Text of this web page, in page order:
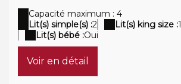
Capacité maximum : 4
Lit(s) simple(s) :2 Lit(s) king size :1
Lit(s) bébé :Oui
Voir en détail